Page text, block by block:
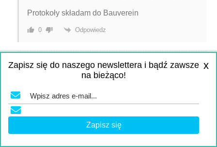
Protokoły składam do Bauverein
0 Odpowiedz
Agnieszka 4 lat temu
miesiace nie mialam wogole cieplej wody poniewaz padł
piec a moj vermiter niestety nie spieszyl sie z naprawa
mimo tego płaicilam czynsz jak zawsze tzn 660 eu.Ile
powinoen vermiter obnizyc mi czynszu choc szczerze
powiem ze watpie ze to zrobi skoro do dzis place tyle
4
Zapisz się do naszego newslettera i bądź zawsze
na bieżąco!
x